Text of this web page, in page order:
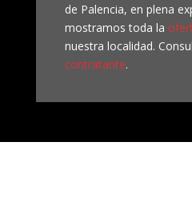
de Palencia, en plena
mostramos toda la
nuestra localidad.
contratante.